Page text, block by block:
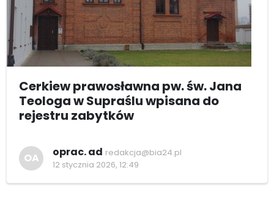
Cerkiew prawosławna pw. św. Jana
Teologa w Supraślu wpisana do
rejestru zabytków
OA oprac. ad redakcja@bia24.pl
12 stycznia 2026, 12:49